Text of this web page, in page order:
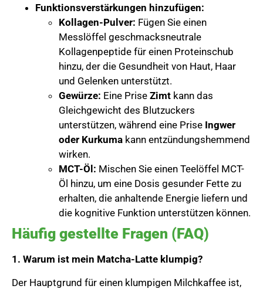
Funktionsverstärkungen hinzufügen:
Kollagen-Pulver: Fügen Sie einen
Messlöffel geschmacksneutrale
Kollagenpeptide für einen Proteinschub
hinzu, der die Gesundheit von Haut, Haar
und Gelenken unterstützt.
Gewürze: Eine Prise Zimt kann das
Gleichgewicht des Blutzuckers
unterstützen, während eine Prise Ingwer
oder Kurkuma kann entzündungshemmend
wirken.
MCT-Öl: Mischen Sie einen Teelöffel MCT-
Öl hinzu, um eine Dosis gesunder Fette zu
erhalten, die anhaltende Energie liefern und
die kognitive Funktion unterstützen können.
Häufig gestellte Fragen (FAQ)
1. Warum ist mein Matcha-Latte klumpig?
Der Hauptgrund für einen klumpigen Milchkaffee ist,